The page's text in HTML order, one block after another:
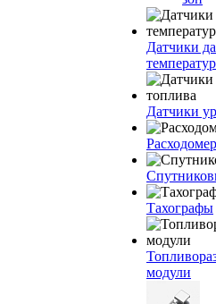
Датчики
Датчики
Тахографы
модули